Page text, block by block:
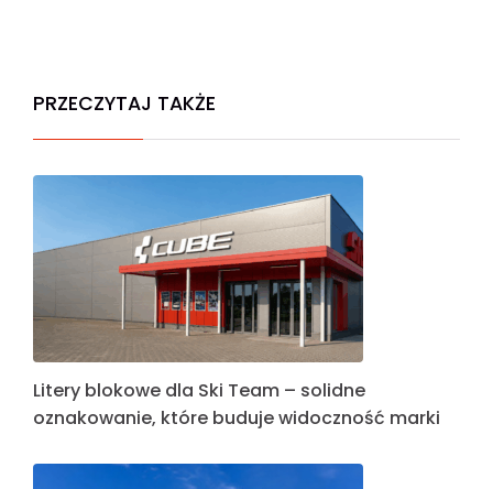
PRZECZYTAJ TAKŻE
Litery blokowe dla Ski Team – solidne
oznakowanie, które buduje widoczność marki